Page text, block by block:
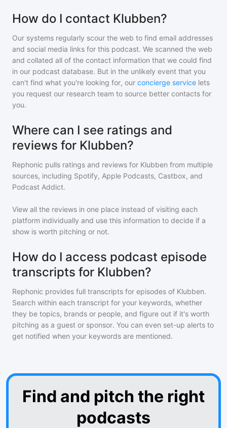
How do I contact Klubben?
Our systems regularly scour the web to find email addresses
and social media links for this podcast. We scanned the web
and collated all of the contact information that we could find
in our podcast database. But in the unlikely event that you
can't find what you're looking for, our concierge service lets
you request our research team to source better contacts for
you.
Where can I see ratings and
reviews for Klubben?
Rephonic pulls ratings and reviews for Klubben from multiple
sources, including Spotify, Apple Podcasts, Castbox, and
Podcast Addict.
View all the reviews in one place instead of visiting each
platform individually and use this information to decide if a
show is worth pitching or not.
How do I access podcast episode
transcripts for Klubben?
Rephonic provides full transcripts for episodes of Klubben.
Search within each transcript for your keywords, whether
they be topics, brands or people, and figure out if it's worth
pitching as a guest or sponsor. You can even set-up alerts to
get notified when your keywords are mentioned.
Find and pitch the right
podcasts